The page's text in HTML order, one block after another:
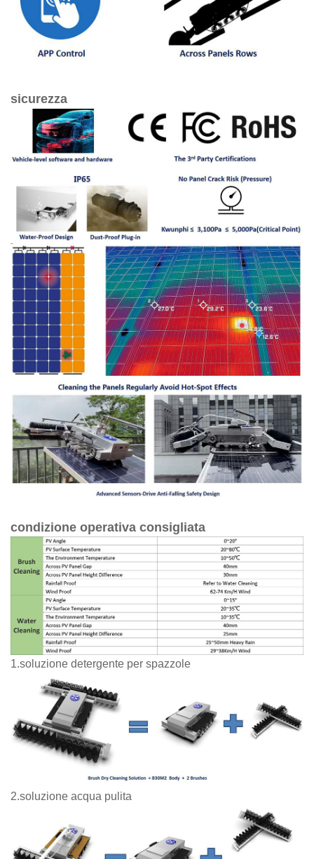
sicurezza
condizione operativa consigliata
1.soluzione detergente per spazzole
2.soluzione acqua pulita